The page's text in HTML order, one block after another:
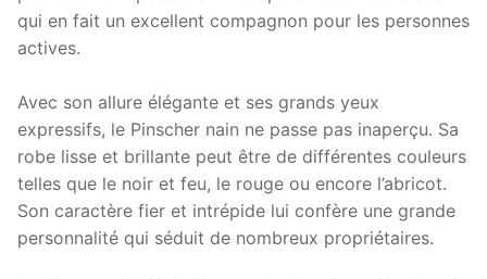
qui en fait un excellent compagnon pour les personnes
actives.
Avec son allure élégante et ses grands yeux
expressifs, le Pinscher nain ne passe pas inaperçu. Sa
robe lisse et brillante peut être de différentes couleurs
telles que le noir et feu, le rouge ou encore l’abricot.
Son caractère fier et intrépide lui confère une grande
personnalité qui séduit de nombreux propriétaires.